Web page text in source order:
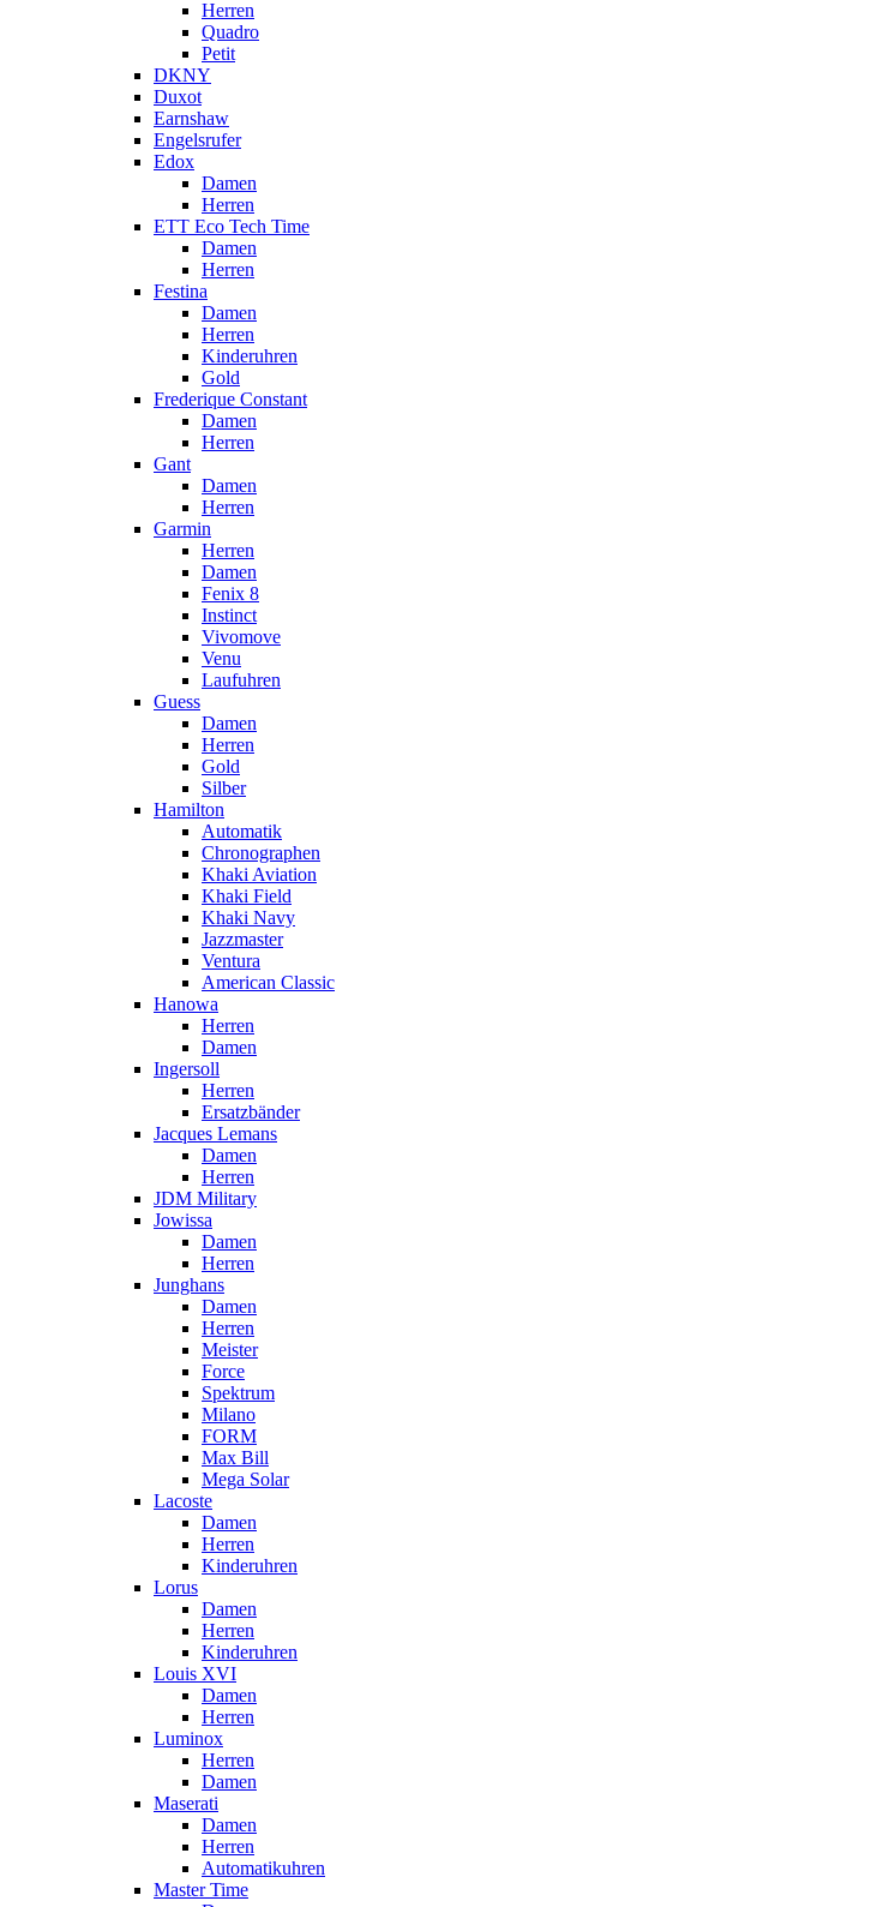
Herren
Quadro
Petit
DKNY
Duxot
Earnshaw
Engelsrufer
Edox
Damen
Herren
ETT Eco Tech Time
Damen
Herren
Festina
Damen
Herren
Kinderuhren
Gold
Frederique Constant
Damen
Herren
Gant
Damen
Herren
Garmin
Herren
Damen
Fenix 8
Instinct
Vivomove
Venu
Laufuhren
Guess
Damen
Herren
Gold
Silber
Hamilton
Automatik
Chronographen
Khaki Aviation
Khaki Field
Khaki Navy
Jazzmaster
Ventura
American Classic
Hanowa
Herren
Damen
Ingersoll
Herren
Ersatzbänder
Jacques Lemans
Damen
Herren
JDM Military
Jowissa
Damen
Herren
Junghans
Damen
Herren
Meister
Force
Spektrum
Milano
FORM
Max Bill
Mega Solar
Lacoste
Damen
Herren
Kinderuhren
Lorus
Damen
Herren
Kinderuhren
Louis XVI
Damen
Herren
Luminox
Herren
Damen
Maserati
Damen
Herren
Automatikuhren
Master Time